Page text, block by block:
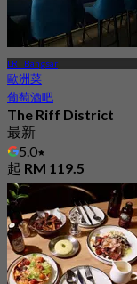
LRT Bangsar
歐洲菜
葡萄酒吧
The Riff District
最新
5.0
起 RM 119.5